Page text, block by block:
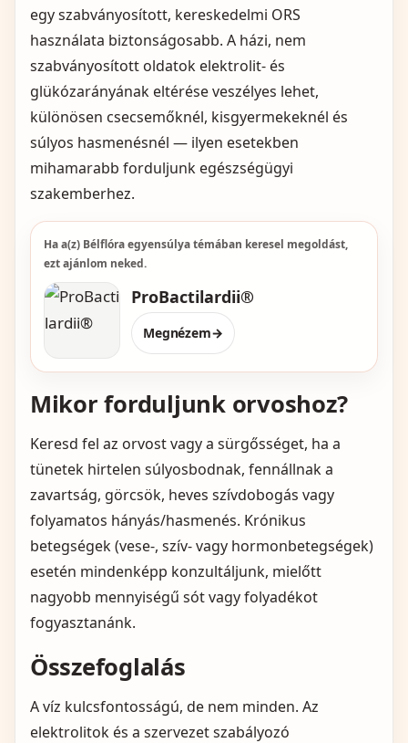
egy szabványosított, kereskedelmi ORS
használata biztonságosabb. A házi, nem
szabványosított oldatok elektrolit- és
glükózarányának eltérése veszélyes lehet,
különösen csecsemőknél, kisgyermekeknél és
súlyos hasmenésnél — ilyen esetekben
mihamarabb forduljunk egészségügyi
szakemberhez.
Ha a(z) Bélflóra egyensúlya témában keresel megoldást,
ezt ajánlom neked.
ProBactilardii®
Megnézem→
Mikor forduljunk orvoshoz?
Keresd fel az orvost vagy a sürgősséget, ha a
tünetek hirtelen súlyosbodnak, fennállnak a
zavartság, görcsök, heves szívdobogás vagy
folyamatos hányás/hasmenés. Krónikus
betegségek (vese-, szív- vagy hormonbetegségek)
esetén mindenképp konzultáljunk, mielőtt
nagyobb mennyiségű sót vagy folyadékot
fogyasztanánk.
Összefoglalás
A víz kulcsfontosságú, de nem minden. Az
elektrolitok és a szervezet szabályozó